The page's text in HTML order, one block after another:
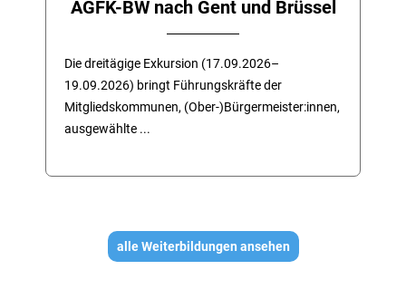
AGFK-BW nach Gent und Brüssel
Die dreitägige Exkursion (17.09.2026–
19.09.2026) bringt Führungskräfte der
Mitgliedskommunen, (Ober-)Bürgermeister:innen,
ausgewählte ...
alle Weiterbildungen ansehen